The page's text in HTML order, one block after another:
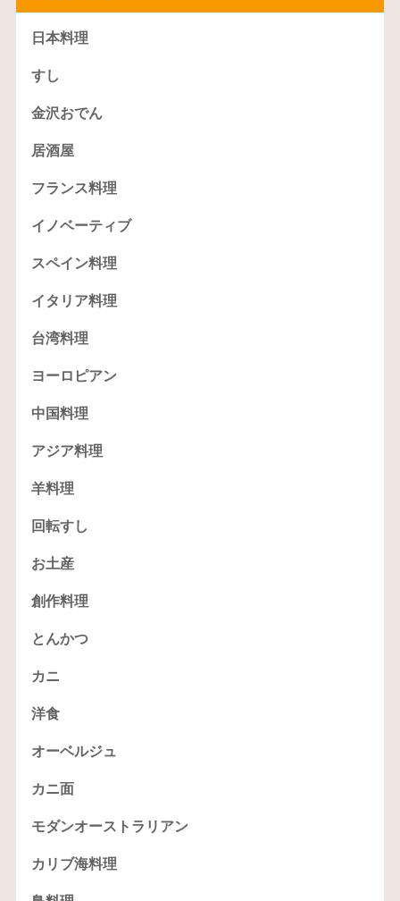
日本料理
すし
金沢おでん
居酒屋
フランス料理
イノベーティブ
スペイン料理
イタリア料理
台湾料理
ヨーロピアン
中国料理
アジア料理
羊料理
回転すし
お土産
創作料理
とんかつ
カニ
洋食
オーベルジュ
カニ面
モダンオーストラリアン
カリブ海料理